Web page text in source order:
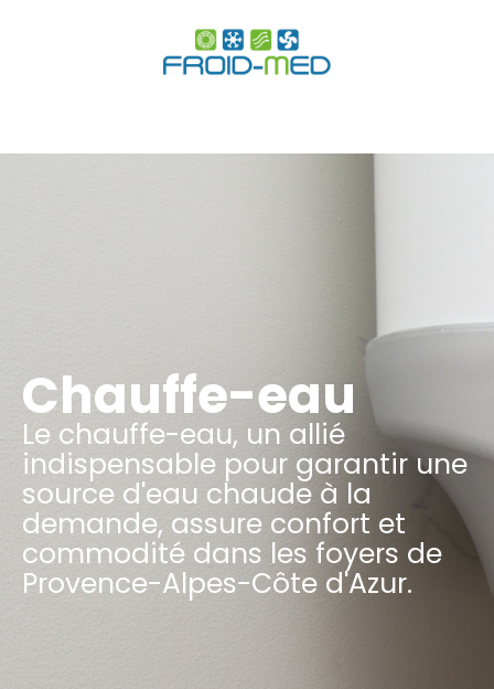
Chauffe-eau
Le chauffe-eau, un allié
indispensable pour garantir une
source d'eau chaude à la
demande, assure confort et
commodité dans les foyers de
Provence-Alpes-Côte d'Azur.